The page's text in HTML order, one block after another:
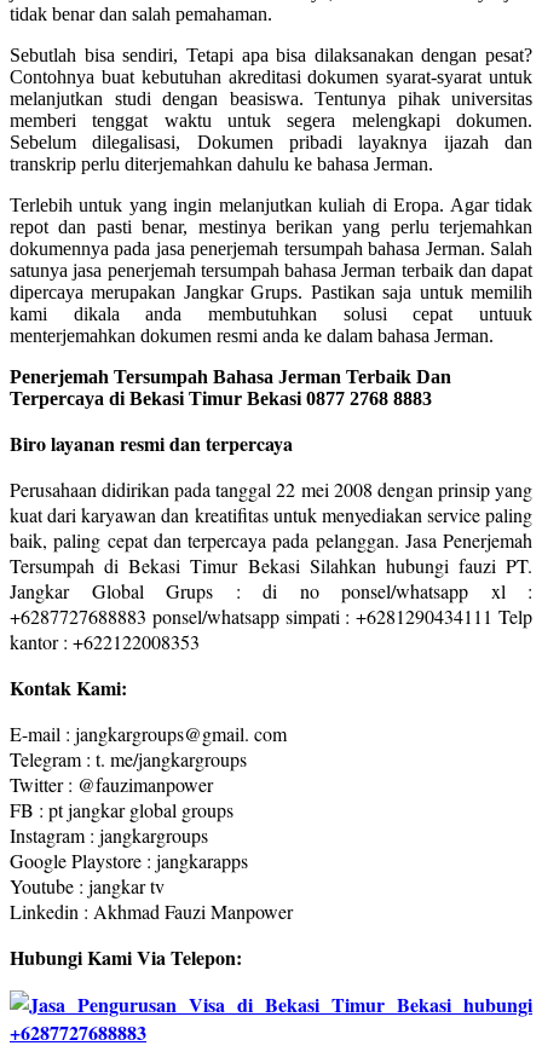
tidak benar dan salah pemahaman.
Sebutlah bisa sendiri, Tetapi apa bisa dilaksanakan dengan pesat?
Contohnya buat kebutuhan akreditasi dokumen syarat-syarat untuk
melanjutkan studi dengan beasiswa. Tentunya pihak universitas
memberi tenggat waktu untuk segera melengkapi dokumen.
Sebelum dilegalisasi, Dokumen pribadi layaknya ijazah dan
transkrip perlu diterjemahkan dahulu ke bahasa Jerman.
Terlebih untuk yang ingin melanjutkan kuliah di Eropa. Agar tidak
repot dan pasti benar, mestinya berikan yang perlu terjemahkan
dokumennya pada jasa penerjemah tersumpah bahasa Jerman. Salah
satunya jasa penerjemah tersumpah bahasa Jerman terbaik dan dapat
dipercaya merupakan Jangkar Grups. Pastikan saja untuk memilih
kami dikala anda membutuhkan solusi cepat untuuk
menterjemahkan dokumen resmi anda ke dalam bahasa Jerman.
Penerjemah Tersumpah Bahasa Jerman Terbaik Dan
Terpercaya di Bekasi Timur Bekasi 0877 2768 8883
Biro layanan resmi dan terpercaya
Perusahaan didirikan pada tanggal 22 mei 2008 dengan prinsip yang
kuat dari karyawan dan kreatifitas untuk menyediakan service paling
baik, paling cepat dan terpercaya pada pelanggan. Jasa Penerjemah
Tersumpah di Bekasi Timur Bekasi Silahkan hubungi fauzi PT.
Jangkar Global Grups : di no ponsel/whatsapp xl :
+6287727688883 ponsel/whatsapp simpati : +6281290434111 Telp
kantor : +622122008353
Kontak Kami:
E-mail : jangkargroups@gmail. com
Telegram : t. me/jangkargroups
Twitter : @fauzimanpower
FB : pt jangkar global groups
Instagram : jangkargroups
Google Playstore : jangkarapps
Youtube : jangkar tv
Linkedin : Akhmad Fauzi Manpower
Hubungi Kami Via Telepon: